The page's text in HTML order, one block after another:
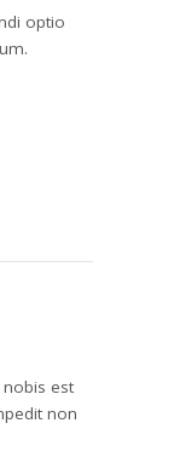
optio
est
non